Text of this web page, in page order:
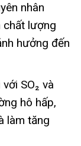
nhân
chất lượng
hưởng đến
SO₂ và
hô hấp,
làm tăng